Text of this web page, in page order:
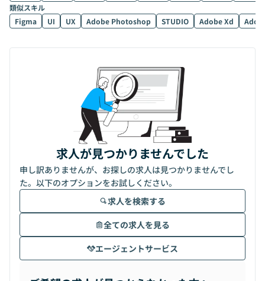
類似スキル
Figma
UI UX Adobe Photoshop STUDIO Adobe Xd
求人が見つかりませんでした
申し訳ありませんが、お探しの求人は見つかりませんでし
た。以下のオプションをお試しください。
求人を検索する
全ての求人を見る
エージェントサービス